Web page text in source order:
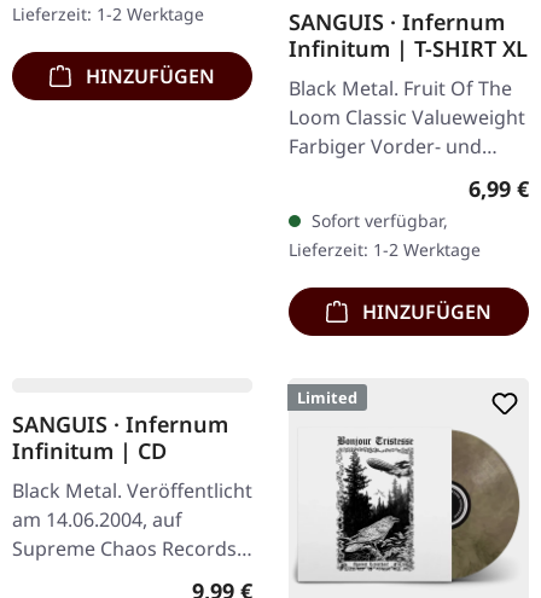
Nummerierung,…
HINZUFÜGEN
The…
HINZUFÜGEN
Baumwolle
Regulärer Preis:
5,99 €
Sofort verfügbar,
Lieferzeit: 1-2 Werktage
Limited
HELLSAW · Trist |
BRONZE LP
Black Metal. Veröffentlicht
am 25.05.2012, auf
Supreme Chaos Records.
Schweres transparent
19,99 €